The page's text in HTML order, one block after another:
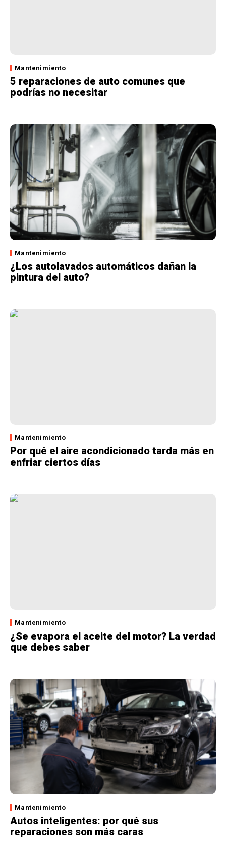
Mantenimiento
5 reparaciones de auto comunes que
podrías no necesitar
Mantenimiento
¿Los autolavados automáticos dañan la
pintura del auto?
Mantenimiento
Por qué el aire acondicionado tarda más en
enfriar ciertos días
Mantenimiento
¿Se evapora el aceite del motor? La verdad
que debes saber
Mantenimiento
Autos inteligentes: por qué sus
reparaciones son más caras